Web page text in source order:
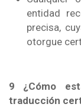
entidad
precisa,
otorgue
9 ¿Cómo
traducción